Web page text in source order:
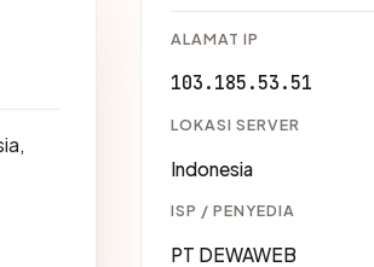
ALAMAT IP
103.185.53.51
LOKASI SERVER
Indonesia
ISP / PENYEDIA
PT DEWAWEB